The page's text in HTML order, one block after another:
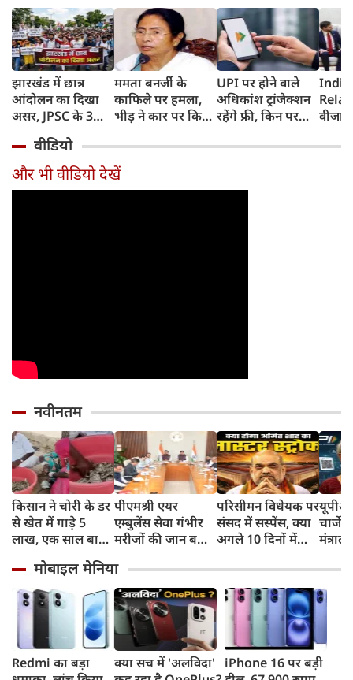
झारखंड में छात्र
आंदोलन का दिखा
असर, JPSC के 3
इस्‍तीफा, प्रदर्शन को
लेकर क्या बोले CM
हेमंत सोरेन?
ममता बनर्जी के
काफिले पर हमला,
भीड़ ने कार पर किया
पुलिस पर लगा यह
आरोप
UPI पर होने वाले
अधिकांश ट्रांजैक्शन
रहेंगे फ्री, किन पर
ने दिया बड़ा अपडेट
वीजा
वीडियो
और भी वीडियो देखें
नवीनतम
किसान ने चोरी के डर
से खेत में गाड़े 5
लाख, एक साल बाद
कर चुकी थी पूरी
रकम! [VIDEO]
पीएमश्री एयर
एम्बुलेंस सेवा गंभीर
मरीजों की जान बचाने
सफलतम प्रयोग:
मुख्यमंत्री डॉ. मोहन
यादव
परिसीमन विधेयक पर
संसद में सस्पेंस, क्या
अगले 10 दिनों में
वाले हैं मास्टर स्ट्रोक?
चार्जेस
P2P
तरह
मोबाइल मेनिया
Redmi का बड़ा
क्या सच में 'अलविदा'
iPhone 16 पर बड़ी